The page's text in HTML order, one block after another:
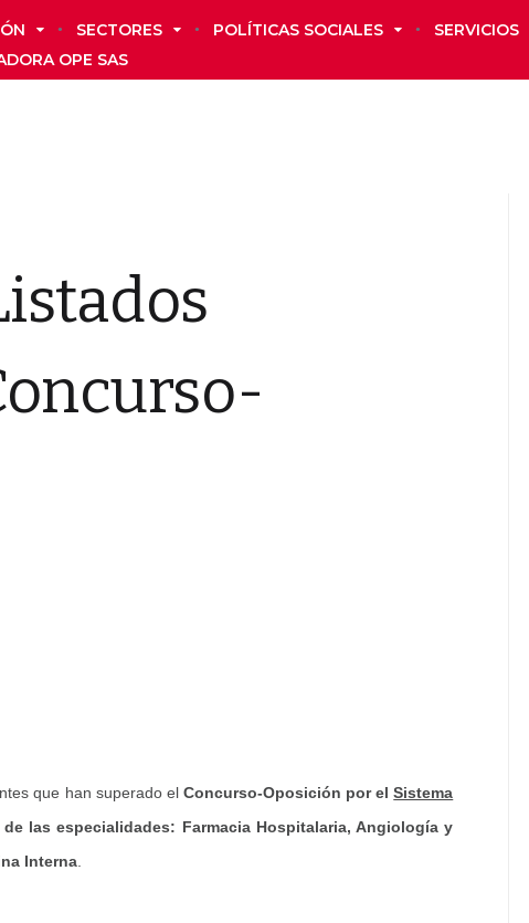
SECTORES POLÍTICAS SOCIALES SERVICIOS
OPE SAS
que han superado el Concurso-Oposición por elSistema
las especialidades: Farmacia Hospitalaria, Angiología y
Interna